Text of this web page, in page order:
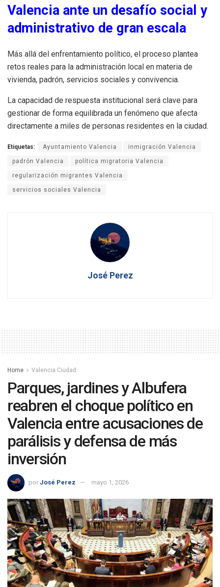
Valencia ante un desafío social y
administrativo de gran escala
Más allá del enfrentamiento político, el proceso plantea
retos reales para la administración local en materia de
vivienda, padrón, servicios sociales y convivencia.
La capacidad de respuesta institucional será clave para
gestionar de forma equilibrada un fenómeno que afecta
directamente a miles de personas residentes en la ciudad.
Etiquetas: Ayuntamiento Valencia inmigración Valencia
padrón Valencia política migratoria Valencia
regularización migrantes Valencia
servicios sociales Valencia
José Perez
Home Valencia Ciudad
Parques, jardines y Albufera
reabren el choque político en
Valencia entre acusaciones de
parálisis y defensa de más
inversión
por José Perez mayo 1, 2026